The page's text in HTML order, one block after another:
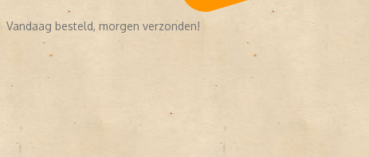
Vandaag besteld, morgen verzonden!